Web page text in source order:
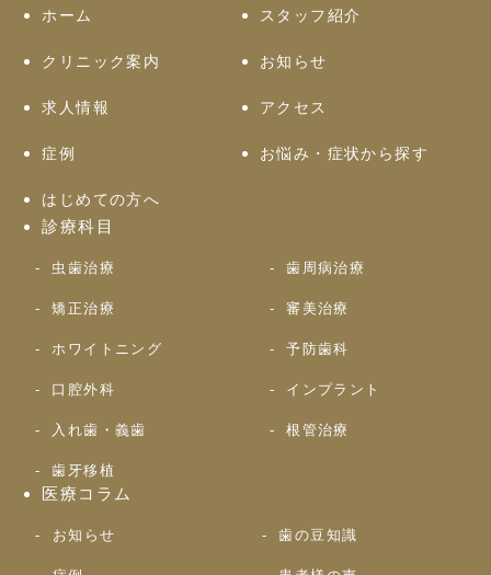
ホーム スタッフ紹介
クリニック案内 お知らせ
求人情報 アクセス
症例 お悩み・症状から探す
はじめての方へ
診療科目
虫歯治療 歯周病治療
矯正治療 審美治療
ホワイトニング 予防歯科
口腔外科 インプラント
入れ歯・義歯 根管治療
歯牙移植
医療コラム
お知らせ 歯の豆知識